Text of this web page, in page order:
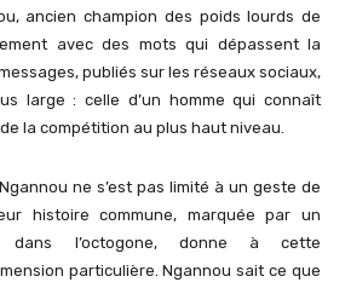
ancien champion des poids lourds de
avec des mots qui dépassent la
publiés sur les réseaux sociaux,
large : celle d’un homme qui connaît
la compétition au plus haut niveau.
ne s’est pas limité à un geste de
histoire commune, marquée par un
dans l’octogone, donne à cette
particulière. Ngannou sait ce que